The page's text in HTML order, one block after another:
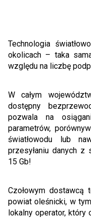
Technologia
okolicach – taka
względu na liczbę
W całym
dostępny
pozwala na
parametrów,
światłowodu lub
przesyłaniu danych z
15 Gb!
Czołowym dostawcą
powiat oleśnicki, w
lokalny operator, który